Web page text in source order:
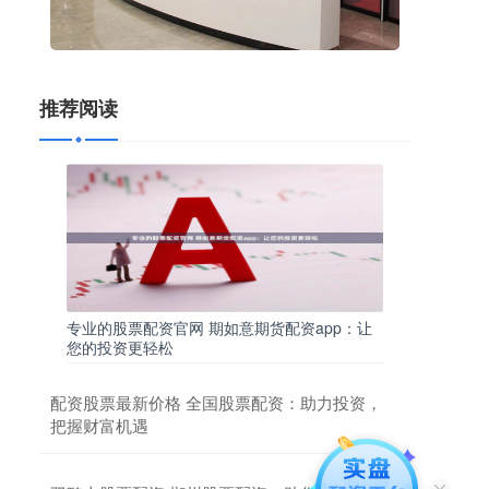
推荐阅读
专业的股票配资官网 期如意期货配资app：让
您的投资更轻松
配资股票最新价格 全国股票配资：助力投资，
把握财富机遇